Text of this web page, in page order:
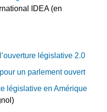
IDEA (en
législative 2.0
un parlement ouvert
législative en Amérique